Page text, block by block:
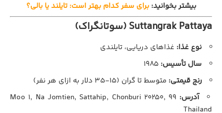
بیشتر بخوانید:برای سفر کدام بهتر است: تایلند یا بالی؟
Suttangrak Pattaya (سوتانگراک)
نوع غذا: غذاهای دریایی، تایلندی
سال تأسیس:
رنج قیمتی: متوسط تا گران (۱۵-۳۵ دلار به ازای هر نفر)
آدرس:
۹۹ Moo ۱, Na Jomtien, Sattahip, Chonburi ۲۰۲۵۰,
Thailand